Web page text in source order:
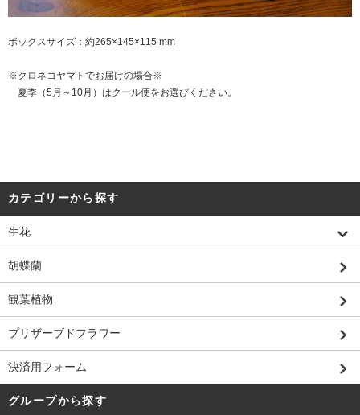
ボックスサイズ：約265×145×115 mm
※クロネコヤマトでお届けの場合※
夏季（5月～10月）はクール便をお選びください。
カテゴリーから探す
生花
胡蝶蘭
観葉植物
プリザーブドフラワー
決済用フォーム
グループから探す